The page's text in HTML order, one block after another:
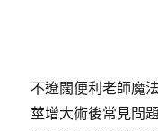
不遼闊便利老師魔
莖增大術後常見問